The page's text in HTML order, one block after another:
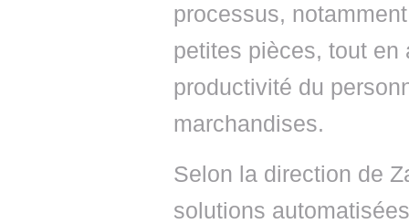
processus,
petites pièces, tout
productivité du
marchandises.
Selon la direction de
solutions